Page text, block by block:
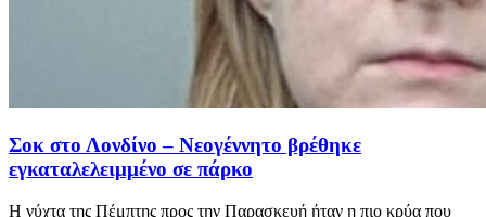
Σοκ στο Λονδίνο – Νεογέννητο βρέθηκε
εγκαταλελειμμένο σε πάρκο
Η νύχτα της Πέμπτης προς την Παρασκευή ήταν η πιο κρύα που